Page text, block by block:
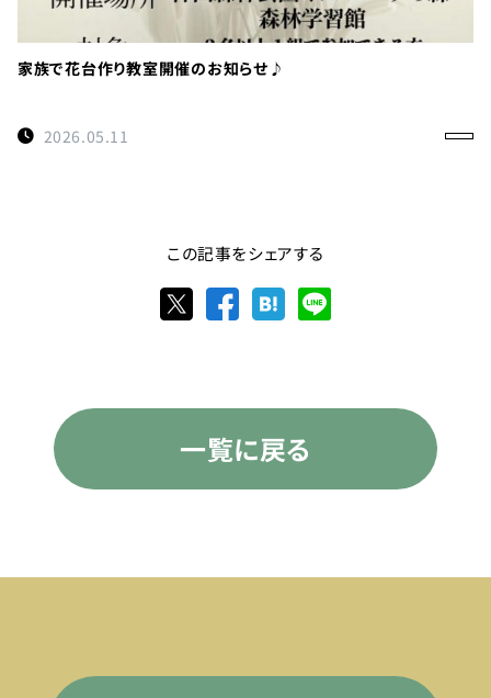
家族で花台作り教室開催のお知らせ♪
2026.05.11
この記事をシェアする
一覧に戻る